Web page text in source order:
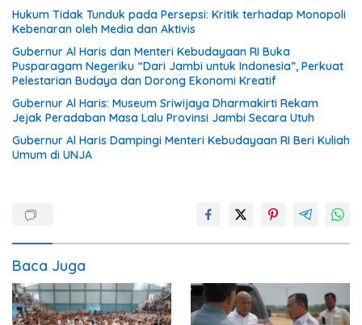
Hukum Tidak Tunduk pada Persepsi: Kritik terhadap Monopoli
Kebenaran oleh Media dan Aktivis
Gubernur Al Haris dan Menteri Kebudayaan RI Buka
Pusparagam Negeriku “Dari Jambi untuk Indonesia”, Perkuat
Pelestarian Budaya dan Dorong Ekonomi Kreatif
Gubernur Al Haris: Museum Sriwijaya Dharmakirti Rekam
Jejak Peradaban Masa Lalu Provinsi Jambi Secara Utuh
Gubernur Al Haris Dampingi Menteri Kebudayaan RI Beri Kuliah
Umum di UNJA
Baca Juga